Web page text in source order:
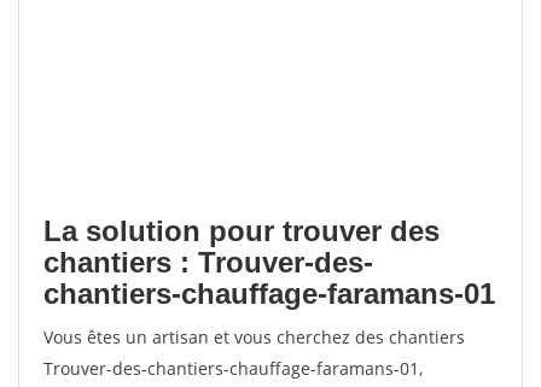
La solution pour trouver des
chantiers : Trouver-des-
chantiers-chauffage-faramans-01
Vous êtes un artisan et vous cherchez des chantiers
Trouver-des-chantiers-chauffage-faramans-01,